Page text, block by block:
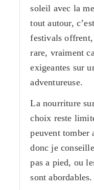
soleil avec la
tout autour,
festivals offrent,
rare, vraiment
exigeantes sur
adventureuse.
La nourriture
choix reste
peuvent tomber
donc je
pas a pied, ou
sont abordables.